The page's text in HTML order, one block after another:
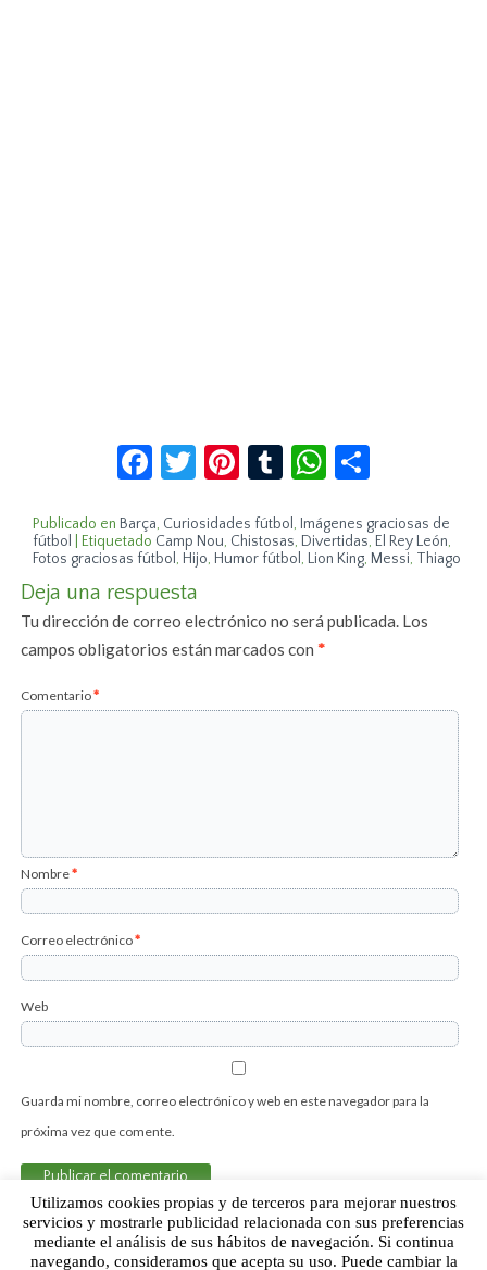
Facebook
Twitter
Pinterest
TumblrWhatsApp
Publicado en Barça, Curiosidades fútbol , Imágenes graciosas de
fútbol
Etiquetado Camp Nou, Chistosas, Divertidas, El Rey León,
Fotos graciosas fútbol , Hijo, Humor fútbol , Lion King, Messi, Thiago
Deja una respuesta
Tu dirección de correo electrónico no será publicada. Los
campos obligatorios están marcados con*
Comentario*
Nombre*
Correo electrónico*
Web
Guarda mi nombre, correo electrónico y web en este navegador para la
próxima vez que comente.
Sobre Humor Fútbol Club | Aviso legal |Contacto
Utilizamos cookies propias y de terceros para mejorar nuestros
servicios y mostrarle publicidad relacionada con sus preferencias
mediante el análisis de sus hábitos de navegación. Si continua
navegando, consideramos que acepta su uso. Puede cambiar la